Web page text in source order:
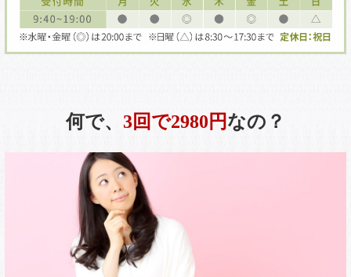
何で、 3回で2980円なの？